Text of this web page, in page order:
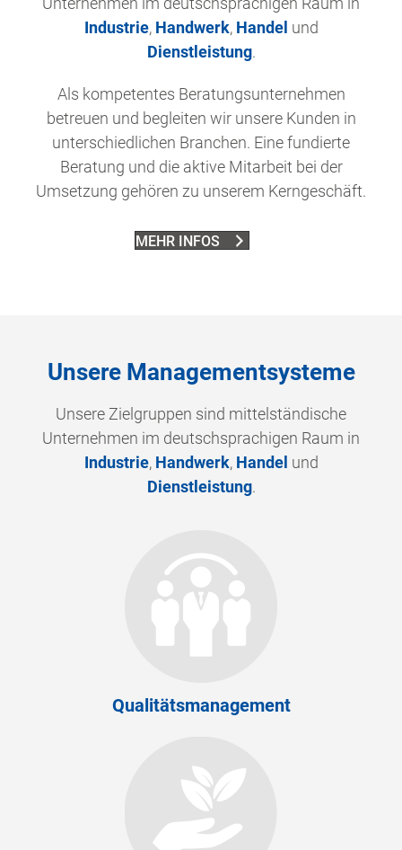
Industrie, Handwerk, Handel und
Dienstleistung.
Als kompetentes Beratungsunternehmen
betreuen und begleiten wir unsere Kunden in
unterschiedlichen Branchen. Eine fundierte
Beratung und die aktive Mitarbeit bei der
Umsetzung gehören zu unserem Kerngeschäft.
MEHR INFOS
Unsere Managementsysteme
Unsere Zielgruppen sind mittelständische
Unternehmen im deutschsprachigen Raum in
Industrie, Handwerk, Handel und
Dienstleistung.
Qualitätsmanagement